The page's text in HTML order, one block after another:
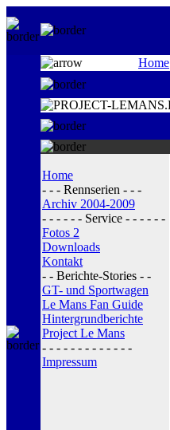
Home
Home
- - - Rennserien - - -
Archiv 2004-2009
- - - - - - Service - - - - - -
Fotos 2
Downloads
Kontakt
- - Berichte-Stories - -
GT- und Sportwagen
Le Mans Fan Guide
Hintergrundberichte
Project Le Mans
- - - - - - - - - - - - -
Impressum